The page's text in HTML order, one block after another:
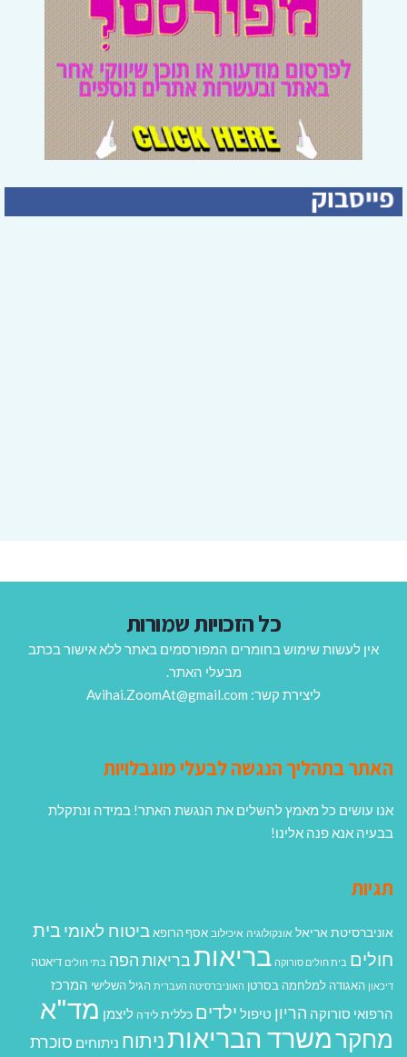
כל הזכויות שמורות
אין לעשות שימוש בחומרים המפורסמים באתר ללא אישור בכתב
מבעלי האתר.
ליצירת קשר: Avihai.ZoomAt@gmail.com
האתר בתהליך הנגשה לבעלי מוגבלויות
אנו עושים כל מאמץ להשלים את הנגשת האתר! במידה ונתקלת
בבעיה אנא פנה אלינו!
תגיות
אוניברסיטת אריאל אונקולוגיה איכילוב אסף הרופא ביטוח לאומיבית
חולים בית חולים סורוקה בריאותבריאות הפה בתי חולים דיאטה
דיכאון האגודה למלחמה בסרטן האוניברסיטה העברית הגיל השלישי המרכז
הרפואי סורוקה הריון טיפול ילדים כללית לידה ליצמן מד"א
מחקרמשרד הבריאותניתוח ניתוחים סוכרת